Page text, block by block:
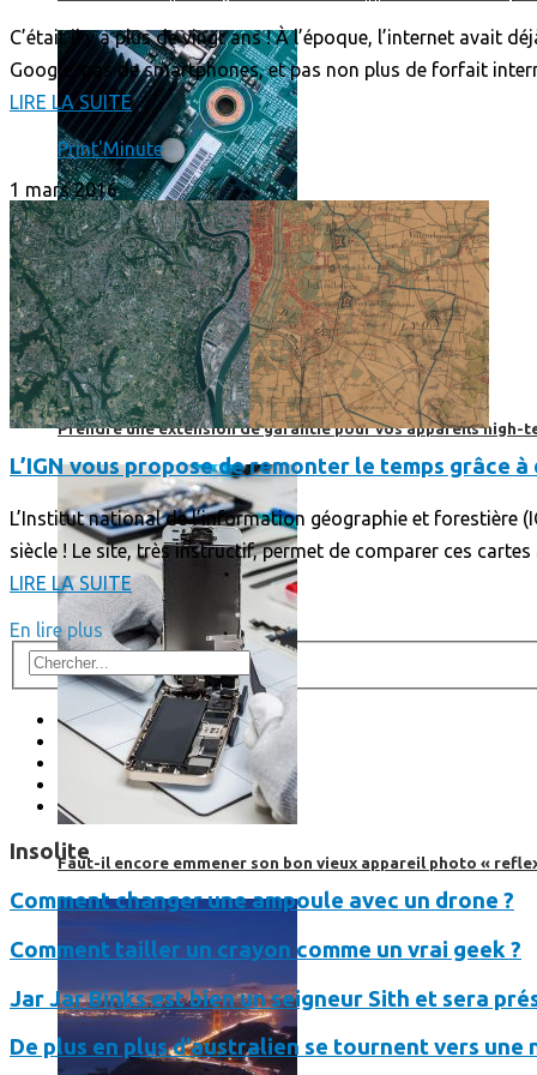
Prendre une extension de garantie pour vos appareils high-
Faut-il encore emmener son bon vieux appareil photo « reflex
C’était il y a plus de vingt ans ! À l’époque, l’internet avait
Google, pas de smartphones, et pas non plus de forfait
LIRE LA SUITE
Print'Minute
1 mars 2016
L’IGN vous propose de remonter le temps grâce
L’Institut national de l’information géographie et forestière
siècle ! Le site, très instructif, permet de comparer ces
LIRE LA SUITE
En lire plus
Insolite
Comment changer une ampoule avec un drone ?
Comment tailler un crayon comme un vrai geek ?
Jar Jar Binks est bien un seigneur Sith et sera
De plus en plus d’australien se tournent vers